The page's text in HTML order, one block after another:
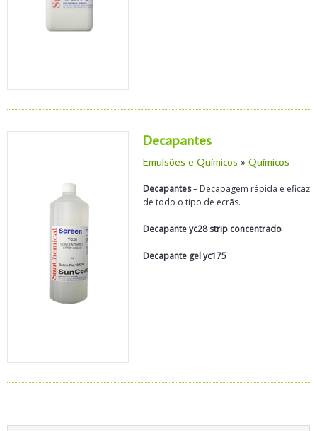
Decapantes
Emulsões e Químicos » Químicos
Decapantes– Decapagem rápida e eficaz
de todo o tipo de ecrãs.
Decapante yc28 strip concentrado
Decapante gel yc175